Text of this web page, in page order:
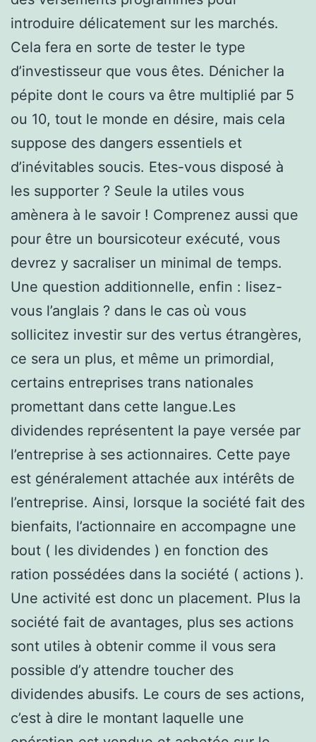
introduire délicatement sur les marchés.
Cela fera en sorte de tester le type
d’investisseur que vous êtes. Dénicher la
pépite dont le cours va être multiplié par 5
ou 10, tout le monde en désire, mais cela
suppose des dangers essentiels et
d’inévitables soucis. Etes-vous disposé à
les supporter ? Seule la utiles vous
amènera à le savoir ! Comprenez aussi que
pour être un boursicoteur exécuté, vous
devrez y sacraliser un minimal de temps.
Une question additionnelle, enfin : lisez-
vous l’anglais ? dans le cas où vous
sollicitez investir sur des vertus étrangères,
ce sera un plus, et même un primordial,
certains entreprises trans nationales
promettant dans cette langue.Les
dividendes représentent la paye versée par
l’entreprise à ses actionnaires. Cette paye
est généralement attachée aux intérêts de
l’entreprise. Ainsi, lorsque la société fait des
bienfaits, l’actionnaire en accompagne une
bout ( les dividendes ) en fonction des
ration possédées dans la société ( actions ).
Une activité est donc un placement. Plus la
société fait de avantages, plus ses actions
sont utiles à obtenir comme il vous sera
possible d’y attendre toucher des
dividendes abusifs. Le cours de ses actions,
c’est à dire le montant laquelle une